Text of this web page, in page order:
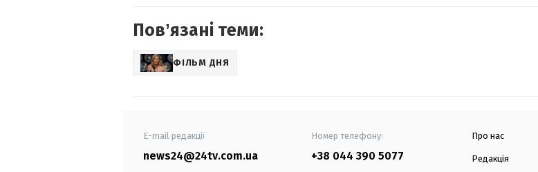
Повʼязані теми:
ФІЛЬМ ДНЯ
E-mail редакції
news24@24tv.com.ua
Номер телефону:
+38 044 390 5077
Про нас
Редакція